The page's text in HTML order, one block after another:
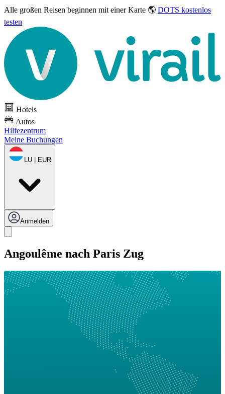
Alle großen Reisen beginnen mit einer Karte 🌎 DOTS kostenlos
testen
Hotels
Autos
Hilfezentrum
Meine Buchungen
LU | EUR
Anmelden
Angoulême nach Paris Zug